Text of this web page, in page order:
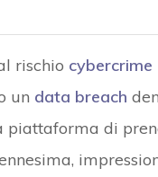
rischio cybercrime
un data breach
piattaforma di